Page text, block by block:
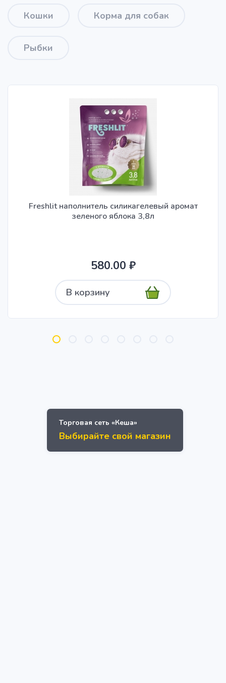
Кошки Корма для собак
Рыбки
Freshlit наполнитель силикагелевый аромат
зеленого яблока 3,8л
580.00 ₽
В корзину
Торговая сеть «Кеша»
Выбирайте свой магазин